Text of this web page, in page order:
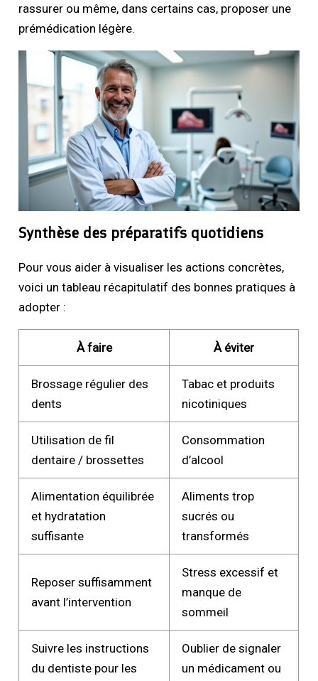
rassurer ou même, dans certains cas, proposer une
prémédication légère.
Synthèse des préparatifs quotidiens
Pour vous aider à visualiser les actions concrètes,
voici un tableau récapitulatif des bonnes pratiques à
adopter :
À faire À éviter
Brossage régulier des
dents
Tabac et produits
nicotiniques
Utilisation de fil
dentaire / brossettes
Consommation
d’alcool
Alimentation équilibrée
et hydratation
suffisante
Aliments trop
sucrés ou
transformés
Reposer suffisamment
avant l’intervention
Stress excessif et
manque de
sommeil
Suivre les instructions
du dentiste pour les
Oublier de signaler
un médicament ou